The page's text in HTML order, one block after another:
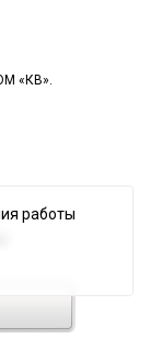
«КВ».
работы